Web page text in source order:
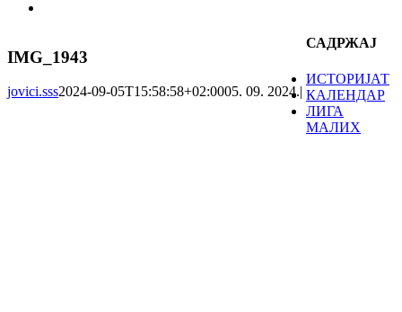
IMG_1943
jovici.sss2024-09-05T15:58:58+02:0005. 09. 2024.|
САДРЖАЈ
ИСТОРИЈАТ
КАЛЕНДАР
ЛИГА
МАЛИХ